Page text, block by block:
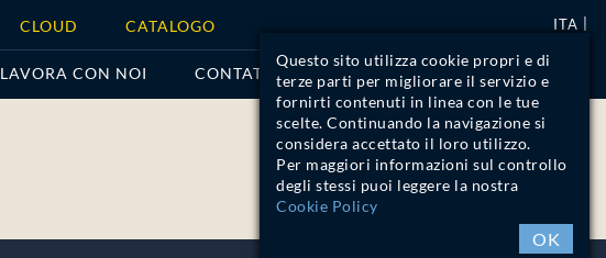
Questo sito utilizza cookie propri e di
terze parti per migliorare il servizio e
fornirti contenuti in linea con le tue
scelte. Continuando la navigazione si
considera accettato il loro utilizzo.
Per maggiori informazioni sul controllo
degli stessi puoi leggere la nostra
Cookie Policy
OK
ITA
CLOUD CATALOGO
LAVORA CON NOI CONTATTI